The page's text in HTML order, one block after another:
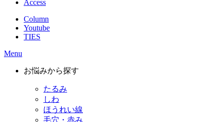
Access
Column
Youtube
TIES
Menu
お悩みから探す
たるみ
しわ
ほうれい線
毛穴・赤み